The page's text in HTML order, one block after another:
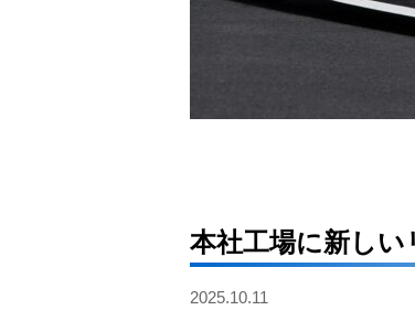
本社工場に新しい
2025.10.11